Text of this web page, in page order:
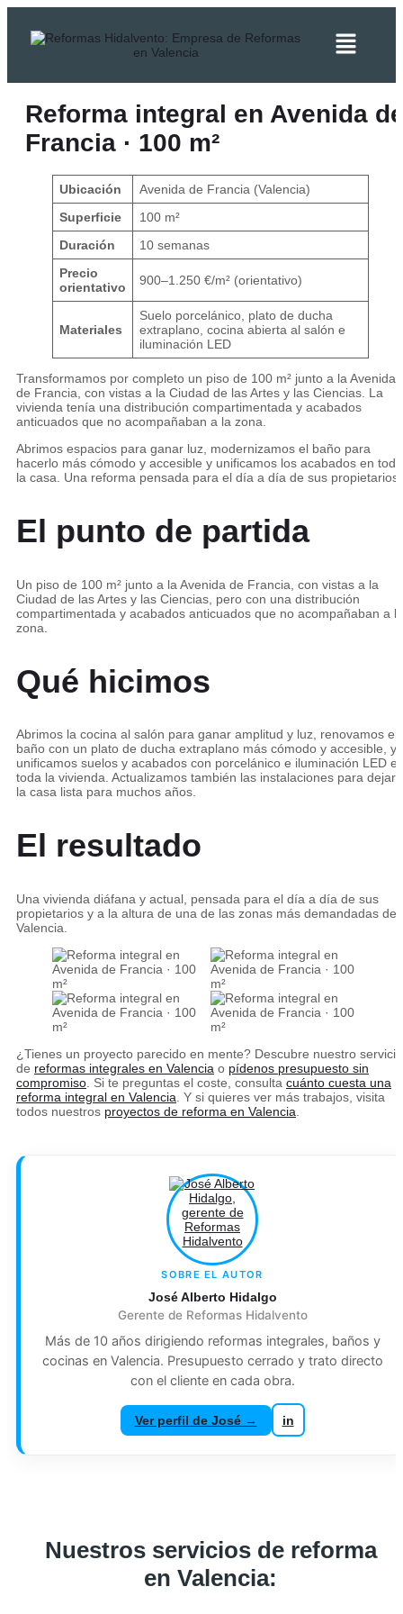
Reforma integral en Avenida
Francia · 100 m²
Ubicación
Avenida de Francia (Valencia)
Superficie
100 m²
Duración
10 semanas
Precio
orientativo
900–1.250 €/m² (orientativo)
Materiales
Suelo porcelánico, plato de ducha
extraplano, cocina abierta al salón e
iluminación LED
Transformamos por completo un piso de 100 m² junto a la Avenida
de Francia, con vistas a la Ciudad de las Artes y las Ciencias. La
vivienda tenía una distribución compartimentada y acabados
anticuados que no acompañaban a la zona.
Abrimos espacios para ganar luz, modernizamos el baño para
hacerlo más cómodo y accesible y unificamos los acabados en toda
la casa. Una reforma pensada para el día a día de sus propietarios.
El punto de partida
Un piso de 100 m² junto a la Avenida de Francia, con vistas a la
Ciudad de las Artes y las Ciencias, pero con una distribución
compartimentada y acabados anticuados que no acompañaban a la
zona.
Qué hicimos
Abrimos la cocina al salón para ganar amplitud y luz, renovamos el
baño con un plato de ducha extraplano más cómodo y accesible, y
unificamos suelos y acabados con porcelánico e iluminación LED
toda la vivienda. Actualizamos también las instalaciones para dejar
la casa lista para muchos años.
El resultado
Una vivienda diáfana y actual, pensada para el día a día de sus
propietarios y a la altura de una de las zonas más demandadas de
Valencia.
¿Tienes un proyecto parecido en mente? Descubre nuestro servicio
de reformas integrales en Valencia o pídenos presupuesto sin
compromiso . Si te preguntas el coste, consulta cuánto cuesta una
reforma integral en Valencia . Y si quieres ver más trabajos, visita
todos nuestros proyectos de reforma en Valencia
SOBRE EL AUTOR
José Alberto Hidalgo
Gerente de Reformas Hidalvento
Más de 10 años dirigiendo reformas integrales, baños y
cocinas en Valencia. Presupuesto cerrado y trato directo
con el cliente en cada obra.
Ver perfil de José → in
Nuestros servicios de reforma
en Valencia: